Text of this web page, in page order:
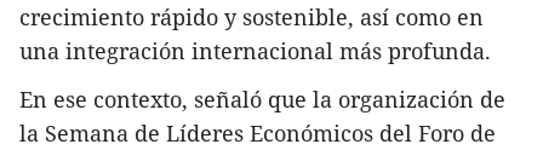
crecimiento rápido y sostenible, así como en
una integración internacional más profunda.
En ese contexto, señaló que la organización de
la Semana de Líderes Económicos del Foro de